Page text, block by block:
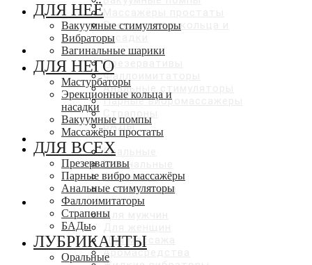
Эрекционные кольца и
насадки
ДЛЯ ВСЕХ
Презервативы
Фаллоимитаторы
Анальные стимуляторы
Парные вибромассажеры
БАДы
ЛУБРИКАНТЫ
Оральные
Вагинальные
Анальные
С эффектами
КОСМЕТИКА И УХОД
Для мужчин
Для массажа
Аромасредства
ДЛЯ НЕЁ
Вакуумные стимуляторы
Вибраторы
Вагинальные шарики
ДЛЯ НЕГО
Мастурбаторы
Эрекционные кольца и
насадки
Вакуумные помпы
Массажёры простаты
ДЛЯ ВСЕХ
Презервативы
Парные вибро массажёры
Анальные стимуляторы
Фаллоимитаторы
Страпоны
БАДы
ЛУБРИКАНТЫ
Оральные